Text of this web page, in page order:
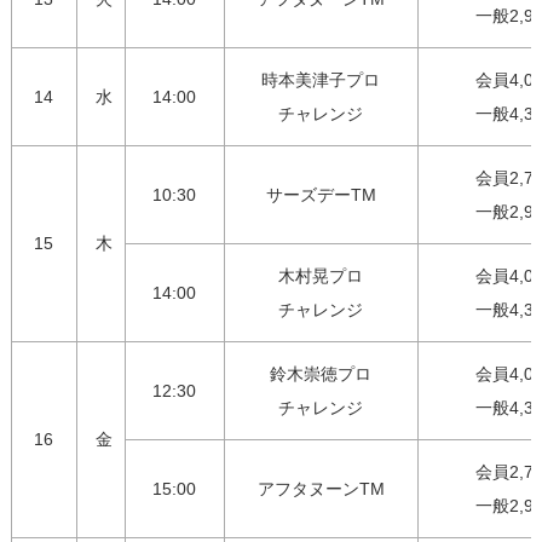
一般
14 水 14:00
時本美津子プロ
チャレンジ
会員
一般
15 木
10:30 サーズデーTM
会員
一般
14:00
木村晃プロ
チャレンジ
会員
一般
16 金
12:30
鈴木崇徳プロ
チャレンジ
会員
一般
15:00 アフタヌーンTM
会員
一般